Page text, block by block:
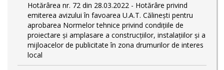
Hotărârea nr. 72 din 28.03.2022 - Hotărâre privind
emiterea avizului în favoarea U.A.T. Călinești pentru
aprobarea Normelor tehnice privind condiţiile de
proiectare şi amplasare a construcţiilor, instalaţiilor şi a
mijloacelor de publicitate în zona drumurilor de interes
local